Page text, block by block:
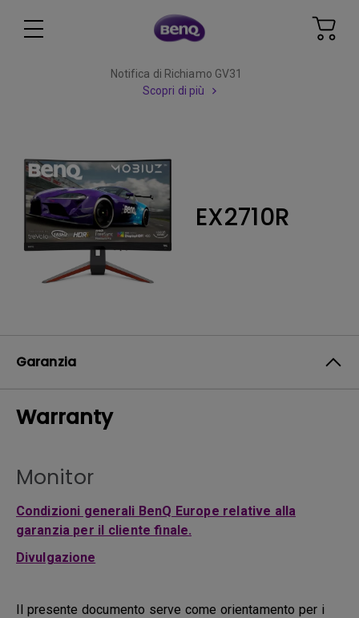
Notifica di Richiamo GV31
Scopri di più
EX2710R
Garanzia
Warranty
Monitor
Condizioni generali BenQ Europe relative alla
garanzia per il cliente finale.
Divulgazione
Il presente documento serve come orientamento per i